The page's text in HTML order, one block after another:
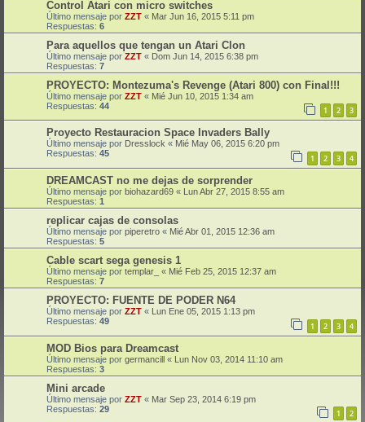
Control Atari con micro switches
Último mensaje por ZZT « Mar Jun 16, 2015 5:11 pm
Respuestas: 6
Para aquellos que tengan un Atari Clon
Último mensaje por ZZT « Dom Jun 14, 2015 6:38 pm
Respuestas: 7
PROYECTO: Montezuma's Revenge (Atari 800) con Final!!!
Último mensaje por ZZT « Mié Jun 10, 2015 1:34 am
Respuestas: 44 1 2 3
Proyecto Restauracion Space Invaders Bally
Último mensaje por Dresslock « Mié May 06, 2015 6:20 pm
Respuestas: 45 1 2 3 4
DREAMCAST no me dejas de sorprender
Último mensaje por biohazard69 « Lun Abr 27, 2015 8:55 am
Respuestas: 1
replicar cajas de consolas
Último mensaje por piperetro « Mié Abr 01, 2015 12:36 am
Respuestas: 5
Cable scart sega genesis 1
Último mensaje por templar_ « Mié Feb 25, 2015 12:37 am
Respuestas: 7
PROYECTO: FUENTE DE PODER N64
Último mensaje por ZZT « Lun Ene 05, 2015 1:13 pm
Respuestas: 49 1 2 3 4
MOD Bios para Dreamcast
Último mensaje por germancill « Lun Nov 03, 2014 11:10 am
Respuestas: 3
Mini arcade
Último mensaje por ZZT « Mar Sep 23, 2014 6:19 pm
Respuestas: 29 1 2